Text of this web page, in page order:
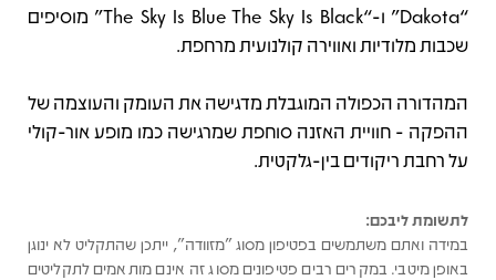
“Dakota” ו-“The Sky Is Blue The Sky Is Black” מוסיפים
שכבות מלודיות ואווירה קולנועית מרחפת.
המהדורה הכפולה המוגבלת מדגישה את העומק והעוצמה של
ההפקה - חוויית האזנה סוחפת שמרגישה כמו מופע אור-קולי
על רחבת ריקודים בין-גלקטית.
לתשומת ליבכם:
במידה ואתם משתמשים בפטיפון מסוג "מזוודה", ייתכן שהתקליט לא ינוגן
באופן מיטבי. במקרים רבים פטיפונים מסוג זה אינם מותאמים לתקליטים